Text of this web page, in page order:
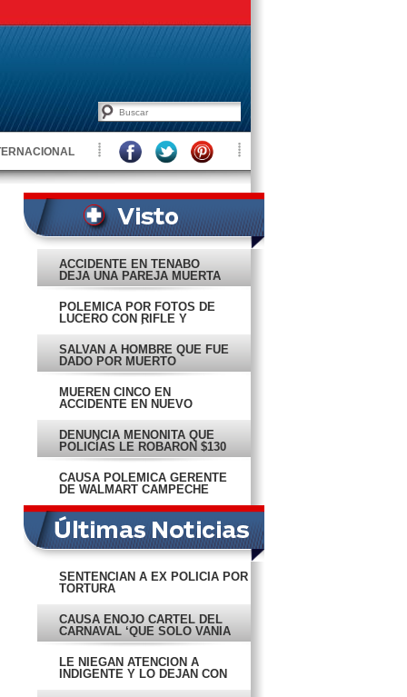
ACCIDENTE EN TENABO
DEJA UNA PAREJA MUERTA
POLÉMICA POR FOTOS DE
LUCERO CON RIFLE Y
SALVAN A HOMBRE QUE FUE
DADO POR MUERTO
MUEREN CINCO EN
ACCIDENTE EN NUEVO
DENUNCIA MENONITA QUE
POLICÍAS LE ROBARON $130
MIL
CAUSA POLÉMICA GERENTE
DE WALMART CAMPECHE
SENTENCIAN A EX POLICÍA POR
TORTURA
CAUSA ENOJO CARTEL DEL
CARNAVAL ‘QUE SOLO VANIA
CONOCE’
LE NIEGAN ATENCIÓN A
INDIGENTE Y LO DEJAN CON